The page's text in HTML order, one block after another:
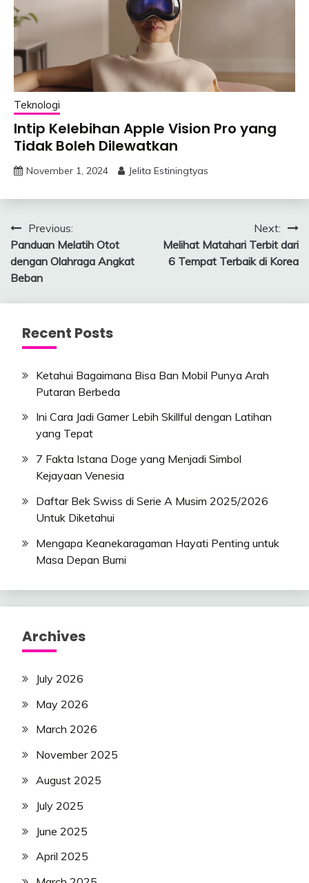
Teknologi
Intip Kelebihan Apple Vision Pro yang
Tidak Boleh Dilewatkan
November 1, 2024 Jelita Estiningtyas
Post
navigation
Previous:
Panduan Melatih Otot
dengan Olahraga Angkat
Beban
Next:
Melihat Matahari Terbit dari
6 Tempat Terbaik di Korea
Recent Posts
Ketahui Bagaimana Bisa Ban Mobil Punya Arah
Putaran Berbeda
Ini Cara Jadi Gamer Lebih Skillful dengan Latihan
yang Tepat
7 Fakta Istana Doge yang Menjadi Simbol
Kejayaan Venesia
Daftar Bek Swiss di Serie A Musim 2025/2026
Untuk Diketahui
Mengapa Keanekaragaman Hayati Penting untuk
Masa Depan Bumi
Archives
July 2026
May 2026
March 2026
November 2025
August 2025
July 2025
June 2025
April 2025